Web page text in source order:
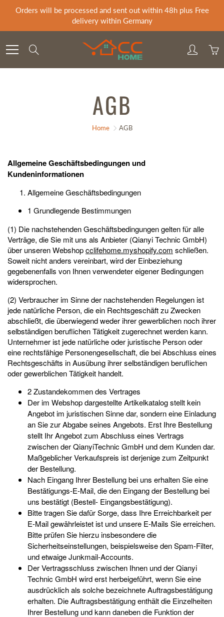
Orders will be processed and sent out within 48h plus Free
delivery within Germany
AGB
Home AGB
Allgemeine Geschäftsbedingungen und
Kundeninformationen
Allgemeine Geschäftsbedingungen
1 Grundlegende Bestimmungen
(1) Die nachstehenden Geschäftsbedingungen gelten für alle
Verträge, die Sie mit uns als Anbieter (Qianyi Technic GmbH)
über unseren Webshopcclifehome.myshopify.com schließen.
Soweit nicht anders vereinbart, wird der Einbeziehung
gegebenenfalls von Ihnen verwendeter eigener Bedingungen
widersprochen.
(2) Verbraucher im Sinne der nachstehenden Regelungen ist
jede natürliche Person, die ein Rechtsgeschäft zu Zwecken
abschließt, die überwiegend weder ihrer gewerblichen noch ihrer
selbständigen beruflichen Tätigkeit zugerechnet werden kann.
Unternehmer ist jede natürliche oder juristische Person oder
eine rechtsfähige Personengesellschaft, die bei Abschluss eines
Rechtsgeschäfts in Ausübung ihrer selbständigen beruflichen
oder gewerblichen Tätigkeit handelt.
2 Zustandekommen des Vertrages
Der im Webshop dargestellte Artikelkatalog stellt kein
Angebot im juristischen Sinne dar, sondern eine Einladung
an Sie zur Abgabe seines Angebots. Erst Ihre Bestellung
stellt Ihr Angebot zum Abschluss eines Vertrags
zwischen der QianyiTechnic GmbH und dem Kunden dar.
Maßgeblicher Verkaufspreis ist derjenige zum Zeitpunkt
der Bestellung.
Nach Eingang Ihrer Bestellung bei uns erhalten Sie eine
Bestätigungs-E-Mail, die den Eingang der Bestellung bei
uns bestätigt (Bestell- Eingangsbestätigung).
Bitte tragen Sie dafür Sorge, dass Ihre Erreichbarkeit per
E-Mail gewährleistet ist und unsere E-Mails Sie erreichen.
Bitte prüfen Sie hierzu insbesondere die
Sicherheitseinstellungen, beispielsweise den Spam-Filter,
und etwaige Junkmail-Accounts.
Der Vertragsschluss zwischen Ihnen und der Qianyi
Technic GmbH wird erst herbeigeführt, wenn Sie eine
ausdrücklich als solche bezeichnete Auftragsbestätigung
erhalten. Die Auftragsbestätigung enthält die Einzelheiten
Ihrer Bestellung und kann daneben die Funktion der